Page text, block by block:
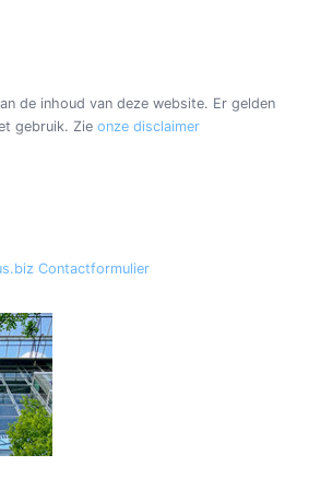
de inhoud van deze website. Er gelden
gebruik. Zie onze disclaimer
Contactformulier